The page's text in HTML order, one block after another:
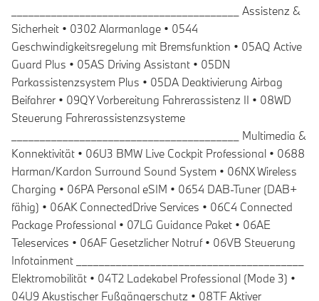
________________________________________ Assistenz &
Sicherheit • 0302 Alarmanlage • 0544
Geschwindigkeitsregelung mit Bremsfunktion • 05AQ Active
Guard Plus • 05AS Driving Assistant • 05DN
Parkassistenzsystem Plus • 05DA Deaktivierung Airbag
Beifahrer • 09QY Vorbereitung Fahrerassistenz II • 08WD
Steuerung Fahrerassistenzsysteme
________________________________________ Multimedia &
Konnektivität • 06U3 BMW Live Cockpit Professional • 0688
Harman/Kardon Surround Sound System • 06NX Wireless
Charging • 06PA Personal eSIM • 0654 DAB-Tuner (DAB+
fähig) • 06AK ConnectedDrive Services • 06C4 Connected
Package Professional • 07LG Guidance Paket • 06AE
Teleservices • 06AF Gesetzlicher Notruf • 06VB Steuerung
Infotainment ________________________________________
Elektromobilität • 04T2 Ladekabel Professional (Mode 3) •
04U9 Akustischer Fußgängerschutz • 08TF Aktiver